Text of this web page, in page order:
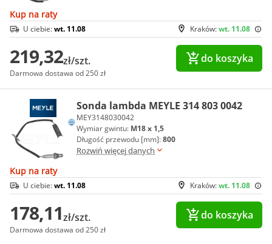
Kup na raty
Kraków:wt. 11.08
U ciebie:wt. 11.08
219,32zł/szt.
Darmowa dostawa od 250 zł
do koszyka
Sonda lambda MEYLE 314 803 0042
MEY3148030042
Wymiar gwintu: M18 x 1,5
Długość przewodu [mm]:800
Rozwiń więcej danych
Kup na raty
Kraków:wt. 11.08
U ciebie:wt. 11.08
178,11zł/szt.
Darmowa dostawa od 250 zł
do koszyka